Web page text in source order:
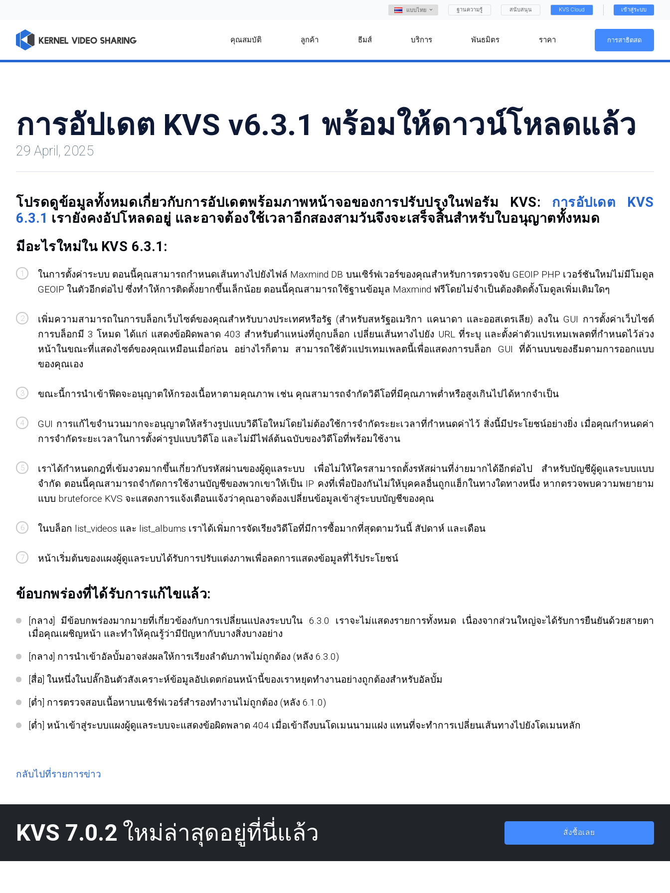
แบบไทย ฐานความรู้ สนับสนุน KVS Cloud เข้าสู่ระบบ
คุณสมบัติ ลูกค้า ธีมส์ บริการ พันธมิตร ราคา การสาธิตสด
การอัปเดต KVS v6.3.1 พร้อมให้ดาวน์โหลดแล้ว
29 April, 2025
โปรดดูข้อมูลทั้งหมดเกี่ยวกับการอัปเดตพร้อมภาพหน้าจอของการปรับปรุงในฟอรัม KVS: การอัปเดต KVS
6.3.1 เรายังคงอัปโหลดอยู่ และอาจต้องใช้เวลาอีกสองสามวันจึงจะเสร็จสิ้นสำหรับใบอนุญาตทั้งหมด
มีอะไรใหม่ใน KVS 6.3.1:
ในการตั้งค่าระบบ ตอนนี้คุณสามารถกำหนดเส้นทางไปยังไฟล์ Maxmind DB บนเซิร์ฟเวอร์ของคุณสำหรับการตรวจจับ GEOIP PHP เวอร์ชันใหม่ไม่มีโมดูล
GEOIP ในตัวอีกต่อไป ซึ่งทำให้การติดตั้งยากขึ้นเล็กน้อย ตอนนี้คุณสามารถใช้ฐานข้อมูล Maxmind ฟรีโดยไม่จำเป็นต้องติดตั้งโมดูลเพิ่มเติมใดๆ
เพิ่มความสามารถในการบล็อกเว็บไซต์ของคุณสำหรับบางประเทศหรือรัฐ (สำหรับสหรัฐอเมริกา แคนาดา และออสเตรเลีย) ลงใน GUI การตั้งค่าเว็บไซต์
การบล็อกมี 3 โหมด ได้แก่ แสดงข้อผิดพลาด 403 สำหรับตำแหน่งที่ถูกบล็อก เปลี่ยนเส้นทางไปยัง URL ที่ระบุ และตั้งค่าตัวแปรเทมเพลตที่กำหนดไว้ล่วง
หน้าในขณะที่แสดงไซต์ของคุณเหมือนเมื่อก่อน อย่างไรก็ตาม สามารถใช้ตัวแปรเทมเพลตนี้เพื่อแสดงการบล็อก GUI ที่ด้านบนของธีมตามการออกแบบ
ของคุณเอง
ขณะนี้การนำเข้าฟีดจะอนุญาตให้กรองเนื้อหาตามคุณภาพ เช่น คุณสามารถจำกัดวิดีโอที่มีคุณภาพต่ำหรือสูงเกินไปได้หากจำเป็น
GUI การแก้ไขจำนวนมากจะอนุญาตให้สร้างรูปแบบวิดีโอใหม่โดยไม่ต้องใช้การจำกัดระยะเวลาที่กำหนดค่าไว้ สิ่งนี้มีประโยชน์อย่างยิ่ง เมื่อคุณกำหนดค่า
การจำกัดระยะเวลาในการตั้งค่ารูปแบบวิดีโอ และไม่มีไฟล์ต้นฉบับของวิดีโอที่พร้อมใช้งาน
เราได้กำหนดกฎที่เข้มงวดมากขึ้นเกี่ยวกับรหัสผ่านของผู้ดูแลระบบ เพื่อไม่ให้ใครสามารถตั้งรหัสผ่านที่ง่ายมากได้อีกต่อไป สำหรับบัญชีผู้ดูแลระบบแบบ
จำกัด ตอนนี้คุณสามารถจำกัดการใช้งานบัญชีของพวกเขาให้เป็น IP คงที่เพื่อป้องกันไม่ให้บุคคลอื่นถูกแฮ็กในทางใดทางหนึ่ง หากตรวจพบความพยายาม
แบบ bruteforce KVS จะแสดงการแจ้งเตือนแจ้งว่าคุณอาจต้องเปลี่ยนข้อมูลเข้าสู่ระบบบัญชีของคุณ
ในบล็อก list_videos และ list_albums เราได้เพิ่มการจัดเรียงวิดีโอที่มีการซื้อมากที่สุดตามวันนี้ สัปดาห์ และเดือน
หน้าเริ่มต้นของแผงผู้ดูแลระบบได้รับการปรับแต่งภาพเพื่อลดการแสดงข้อมูลที่ไร้ประโยชน์
ข้อบกพร่องที่ได้รับการแก้ไขแล้ว:
[กลาง] มีข้อบกพร่องมากมายที่เกี่ยวข้องกับการเปลี่ยนแปลงระบบใน 6.3.0 เราจะไม่แสดงรายการทั้งหมด เนื่องจากส่วนใหญ่จะได้รับการยืนยันด้วยสายตา
เมื่อคุณเผชิญหน้า และทำให้คุณรู้ว่ามีปัญหากับบางสิ่งบางอย่าง
[กลาง] การนำเข้าอัลบั้มอาจส่งผลให้การเรียงลำดับภาพไม่ถูกต้อง (หลัง 6.3.0)
[สื่อ] ในหนึ่งในปลั๊กอินตัวสังเคราะห์ข้อมูลอัปเดตก่อนหน้านี้ของเราหยุดทำงานอย่างถูกต้องสำหรับอัลบั้ม
[ต่ำ] การตรวจสอบเนื้อหาบนเซิร์ฟเวอร์สำรองทำงานไม่ถูกต้อง (หลัง 6.1.0)
[ต่ำ] หน้าเข้าสู่ระบบแผงผู้ดูแลระบบจะแสดงข้อผิดพลาด 404 เมื่อเข้าถึงบนโดเมนนามแฝง แทนที่จะทำการเปลี่ยนเส้นทางไปยังโดเมนหลัก
กลับไปที่รายการข่าว
KVS 7.0.2 ใหม่ล่าสุดอยู่ที่นี่แล้ว สั่งซื้อเลย